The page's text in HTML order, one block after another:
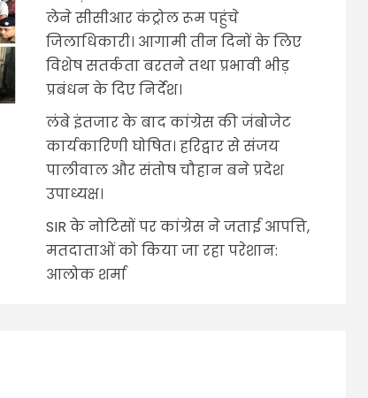
लेने सीसीआर कंट्रोल रूम पहुंचे
जिलाधिकारी। आगामी तीन दिनों के लिए
विशेष सतर्कता बरतने तथा प्रभावी भीड़
प्रबंधन के दिए निर्देश।
लंबे इंतजार के बाद कांग्रेस की जंबोजेट
कार्यकारिणी घोषित। हरिद्वार से संजय
पालीवाल और संतोष चौहान बने प्रदेश
उपाध्यक्ष।
SIR के नोटिसों पर कांग्रेस ने जताई आपत्ति,
मतदाताओं को किया जा रहा परेशान:
आलोक शर्मा